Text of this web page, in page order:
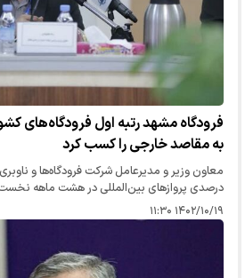
فرودگاه مشهد رتبه‌ اول فرودگاه‌های
به مقاصد خارجی را کسب کرد
درصدی پروازهای بین‌المللی در هشت ماهه
مشابه خبر داد و گفت: سال قبل ۱۶ هزار و ۱۷۷ پرواز بین‌المللی اعم…
۱۴۰۲/۱۰/۱۹ ۱۱:۳۰